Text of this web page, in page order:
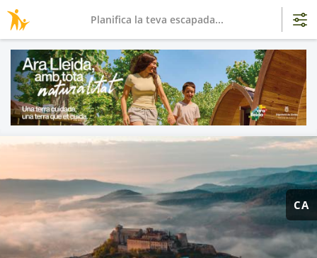
CA
Planifica la teva escapada...